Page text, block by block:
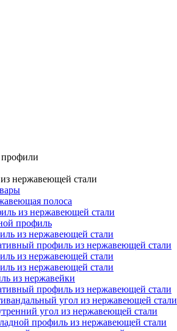
профили
нержавеющей стали
полоса
из нержавеющей стали
профиль
из нержавеющей стали
профиль из нержавеющей стали
из нержавеющей стали
из нержавеющей стали
из нержавейки
профиль из нержавеющей стали
угол из нержавеющей стали
угол из нержавеющей стали
профиль из нержавеющей стали